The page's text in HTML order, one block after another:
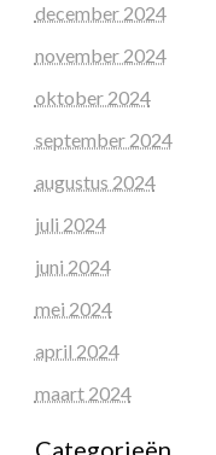
december 2024
november 2024
oktober 2024
september 2024
augustus 2024
juli 2024
juni 2024
mei 2024
april 2024
maart 2024